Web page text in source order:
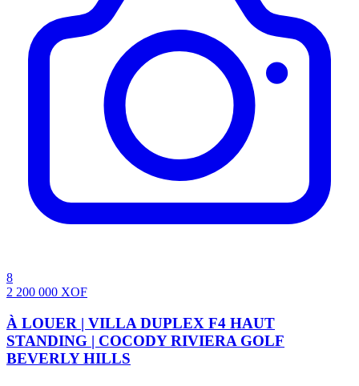
8
2 200 000 XOF
À LOUER | VILLA DUPLEX F4 HAUT
STANDING | COCODY RIVIERA GOLF
BEVERLY HILLS